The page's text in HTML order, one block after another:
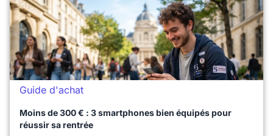
Guide d'achat
Moins de 300 € : 3 smartphones bien équipés pour
réussir sa rentrée